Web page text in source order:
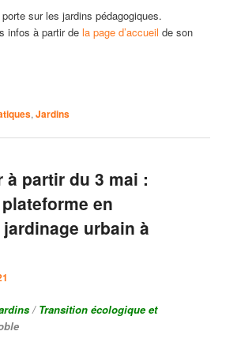
sur les jardins pédagogiques.
infos à partir dela page d’accueil de son
,Jardins
à partir du 3 mai :
en
urbain à
/ Transition écologique et